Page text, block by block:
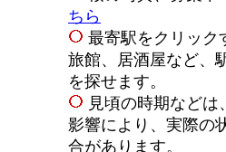
ちら
最寄駅をクリック
旅館、居酒屋など、
を探せます。
見頃の時期などは
影響により、実際の
合があります。